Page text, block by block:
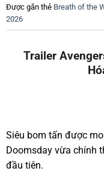
Được gắn thẻ Breath of the
2026
Trailer
Siêu bom tấn được
Doomsday vừa chính
đầu tiên.